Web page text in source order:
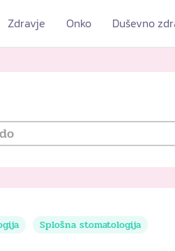
Zdravje Onko Duševno
Splošna stomatologija